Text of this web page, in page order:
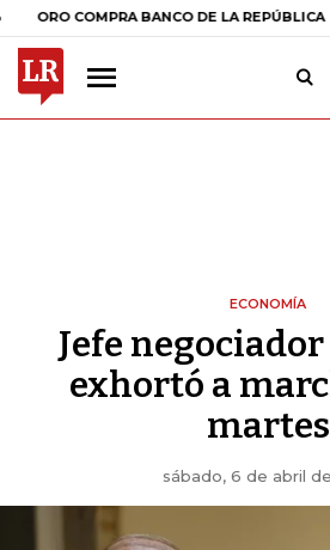
COMPRA BANCO DE LA REPÚBLICA $
ECONOMÍA
Jefe
exhortó a
martes
sábado, 6 de abril